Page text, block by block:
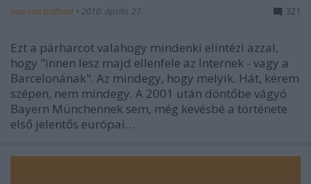
nou san trafford • 2010. április 27. 321
Ezt a párharcot valahogy mindenki elintézi azzal,
hogy "innen lesz majd ellenfele az Internek - vagy a
Barcelonának". Az mindegy, hogy melyik. Hát, kérem
szépen, nem mindegy. A 2001 után döntőbe vágyó
Bayern Münchennek sem, még kevésbé a története
első jelentős európai…